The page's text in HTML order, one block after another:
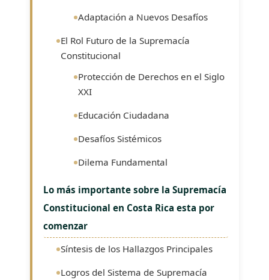
Adaptación a Nuevos Desafíos
El Rol Futuro de la Supremacía
Constitucional
Protección de Derechos en el Siglo
XXI
Educación Ciudadana
Desafíos Sistémicos
Dilema Fundamental
Lo más importante sobre la Supremacía
Constitucional en Costa Rica esta por
comenzar
Síntesis de los Hallazgos Principales
Logros del Sistema de Supremacía